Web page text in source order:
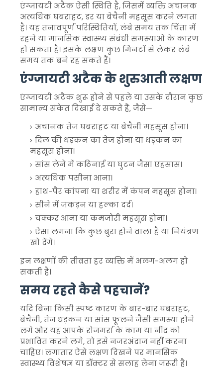
एंग्जायटी अटैक ऐसी स्थिति है, जिसमें व्यक्ति अचानक
अत्यधिक घबराहट, डर या बेचैनी महसूस करने लगता
है। यह तनावपूर्ण परिस्थितियों, लंबे समय तक चिंता में
रहने या मानसिक स्वास्थ्य संबंधी समस्याओं के कारण
हो सकता है। इसके लक्षण कुछ मिनटों से लेकर लंबे
समय तक बने रह सकते हैं।
एंग्जायटी अटैक के शुरुआती लक्षण
एंग्जायटी अटैक शुरू होने से पहले या उसके दौरान कुछ
सामान्य संकेत दिखाई दे सकते हैं, जैसे—
अचानक तेज घबराहट या बेचैनी महसूस होना।
दिल की धड़कन का तेज होना या धड़कन का
महसूस होना।
सांस लेने में कठिनाई या घुटन जैसा एहसास।
अत्यधिक पसीना आना।
हाथ-पैर कांपना या शरीर में कंपन महसूस होना।
सीने में जकड़न या हल्का दर्द।
चक्कर आना या कमजोरी महसूस होना।
ऐसा लगना कि कुछ बुरा होने वाला है या नियंत्रण
खो देंगे।
इन लक्षणों की तीव्रता हर व्यक्ति में अलग-अलग हो
सकती है।
समय रहते कैसे पहचानें?
यदि बिना किसी स्पष्ट कारण के बार-बार घबराहट,
बेचैनी, तेज धड़कन या सांस फूलने जैसी समस्या होने
लगे और यह आपके रोजमर्रा के काम या नींद को
प्रभावित करने लगे, तो इसे नजरअंदाज नहीं करना
चाहिए। लगातार ऐसे लक्षण दिखने पर मानसिक
स्वास्थ्य विशेषज्ञ या डॉक्टर से सलाह लेना जरूरी है।